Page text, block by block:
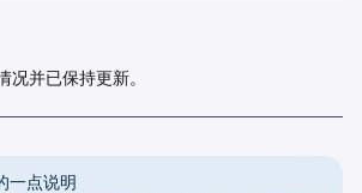
并已保持更新。
一点说明